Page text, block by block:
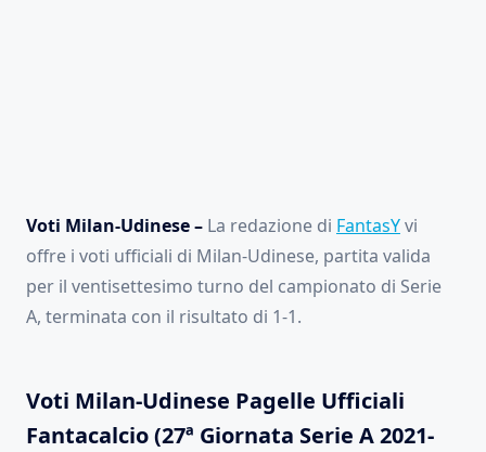
Voti Milan-Udinese – La redazione di FantasYvi
offre i voti ufficiali di Milan-Udinese, partita valida
per il ventisettesimo turno del campionato di Serie
A, terminata con il risultato di 1-1.
Voti Milan-Udinese Pagelle Ufficiali
Fantacalcio (27ª Giornata Serie A 2021-